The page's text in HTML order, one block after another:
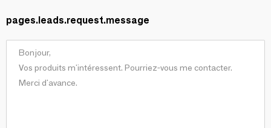
pages.leads.request.message